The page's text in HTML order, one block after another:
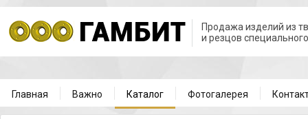
Продажа изделий из
и резцов
Главная Важно Каталог Фотогалерея